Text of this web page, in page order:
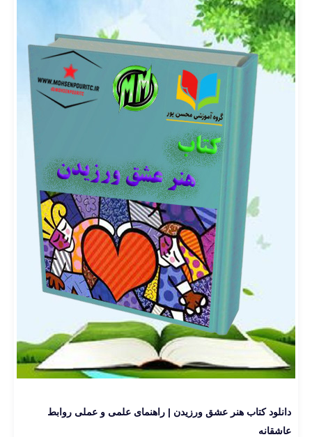
دانلود کتاب هنر عشق ورزیدن | راهنمای علمی و عملی روابط
عاشقانه